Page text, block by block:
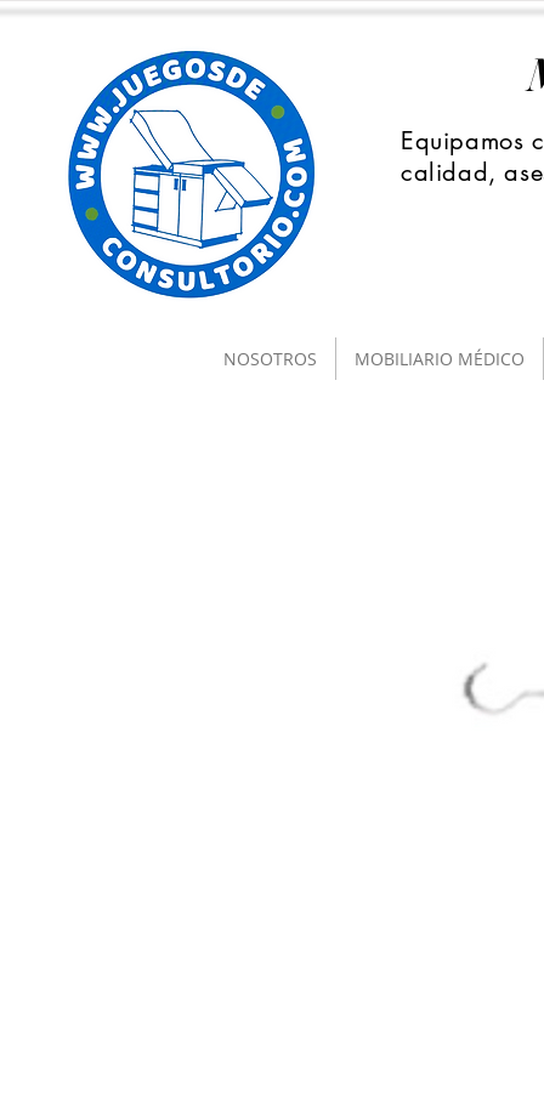
Equipamos
calidad,
NOSOTROS MOBILIARIO MÉDICO